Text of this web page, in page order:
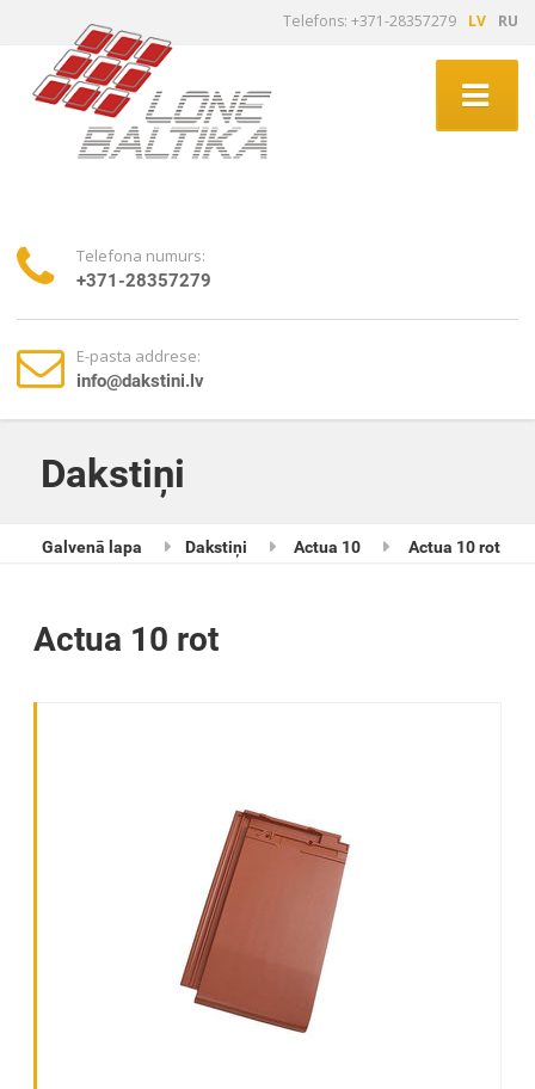
Telefons: +371-28357279 LV RU
Telefona numurs:
+371-28357279
E-pasta addrese:
info@dakstini.lv
Dakstiņi
Galvenā lapa Dakstiņi Actua 10 Actua 10 rot
Actua 10 rot